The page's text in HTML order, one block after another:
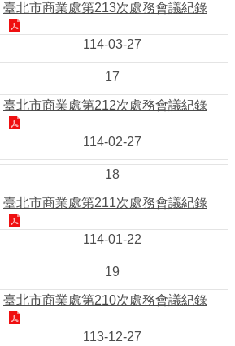
臺北市商業處第213次處務會議紀錄
114-03-27
17
臺北市商業處第212次處務會議紀錄
114-02-27
18
臺北市商業處第211次處務會議紀錄
114-01-22
19
臺北市商業處第210次處務會議紀錄
113-12-27